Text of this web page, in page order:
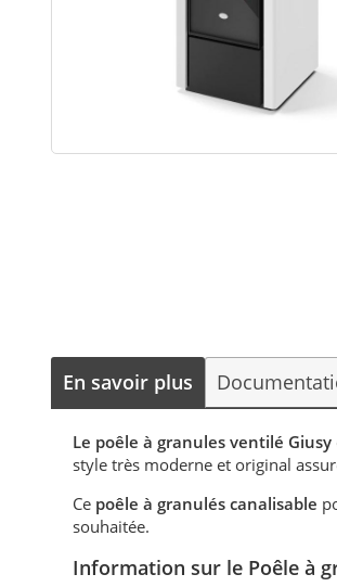
En savoir plus
Le poêle à granules ventilé Giusy
style très moderne et original
Ce poêle à granulés canalisable
souhaitée.
Information sur le Poêle à